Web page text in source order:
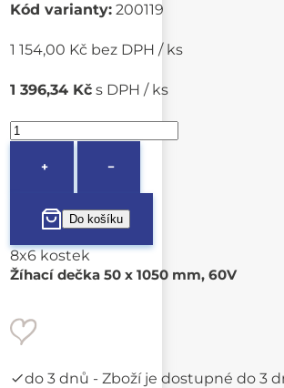
Kód varianty: 200119
1 154,00 Kč bez DPH / ks
1 396,34 Kč s DPH / ks
+ −
8x6 kostek
Žíhací dečka 50 x 1050 mm, 60V
do 3 dnů - Zboží je dostupné do 3